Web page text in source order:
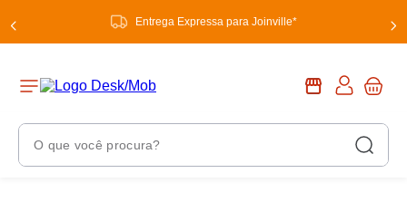
Entrega Expressa para Joinville*
O que você procura?